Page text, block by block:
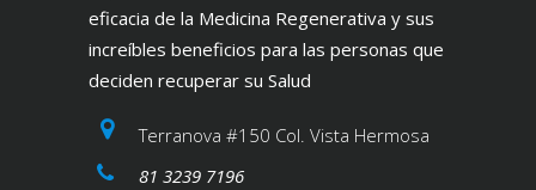
eficacia de la Medicina Regenerativa y sus
increíbles beneficios para las personas que
deciden recuperar su Salud
Terranova #150 Col. Vista Hermosa
81 3239 7196